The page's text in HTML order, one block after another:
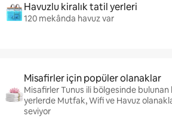
Havuzlu kiralık tatil yerleri
120 mekânda havuz var
Misafirler için popüler olanaklar
Misafirler Tunus ili bölgesinde bulunan
yerlerde Mutfak, Wifi ve Havuz
seviyor